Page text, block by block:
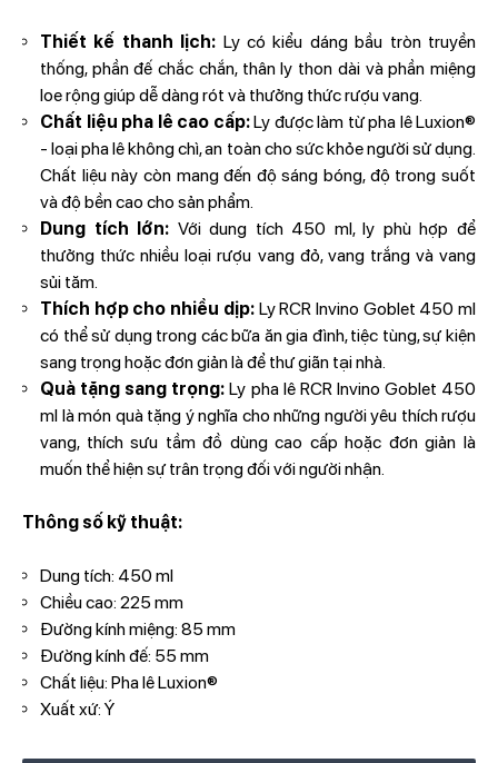
Thiết kế thanh lịch: Ly có kiểu dáng bầu tròn truyền
thống, phần đế chắc chắn, thân ly thon dài và phần miệng
loe rộng giúp dễ dàng rót và thưởng thức rượu vang.
Chất liệu pha lê cao cấp:Ly được làm từ pha lê Luxion®
- loại pha lê không chì, an toàn cho sức khỏe người sử dụng.
Chất liệu này còn mang đến độ sáng bóng, độ trong suốt
và độ bền cao cho sản phẩm.
Dung tích lớn: Với dung tích 450 ml, ly phù hợp để
thưởng thức nhiều loại rượu vang đỏ, vang trắng và vang
sủi tăm.
Thích hợp cho nhiều dịp:Ly RCR Invino Goblet 450 ml
có thể sử dụng trong các bữa ăn gia đình, tiệc tùng, sự kiện
sang trọng hoặc đơn giản là để thư giãn tại nhà.
Quà tặng sang trọng: Ly pha lê RCR Invino Goblet 450
ml là món quà tặng ý nghĩa cho những người yêu thích rượu
vang, thích sưu tầm đồ dùng cao cấp hoặc đơn giản là
muốn thể hiện sự trân trọng đối với người nhận.
Thông số kỹ thuật:
Dung tích: 450 ml
Chiều cao: 225 mm
Đường kính miệng: 85 mm
Đường kính đế: 55 mm
Chất liệu: Pha lê Luxion®
Xuất xứ: Ý